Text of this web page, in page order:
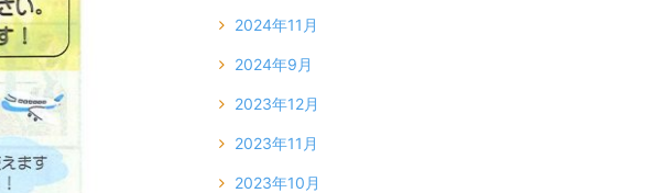
2024年11月
2024年9月
2023年12月
2023年11月
2023年10月